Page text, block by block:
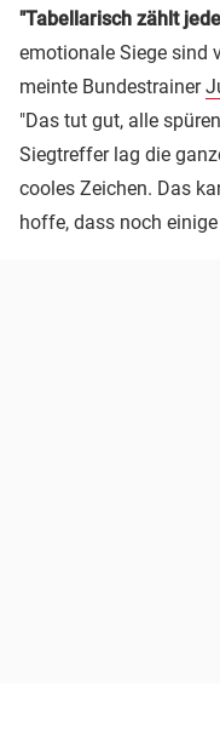
"Tabellarisch zählt
emotionale Siege sind
meinte Bundestrainer
"Das tut gut, alle
Siegtreffer lag die
cooles Zeichen. Das
hoffe, dass noch